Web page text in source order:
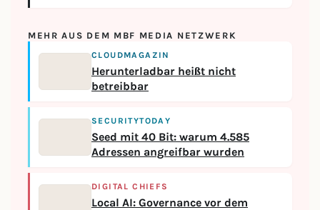
MEHR AUS DEM MBF MEDIA NETZWERK
CLOUDMAGAZIN
Herunterladbar heißt nicht
betreibbar
SECURITYTODAY
Seed mit 40 Bit: warum 4.585
Adressen angreifbar wurden
DIGITAL CHIEFS
Local AI: Governance vor dem